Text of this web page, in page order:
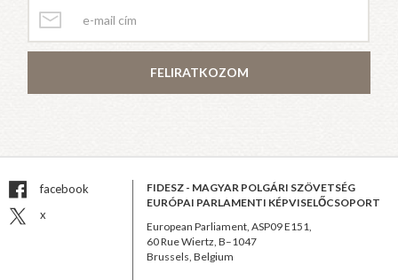
FELIRATKOZOM
facebook
x
FIDESZ - MAGYAR POLGÁRI SZÖVETSÉG
EURÓPAI PARLAMENTI KÉPVISELŐCSOPORT
European Parliament, ASP09 E151,
60 Rue Wiertz, B–1047
Brussels, Belgium